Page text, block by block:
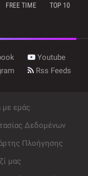
FREE TIME
TOP 10
Youtube
Rss Feeds
με εμάς
Δεδομένων
Πλοήγησης
μας